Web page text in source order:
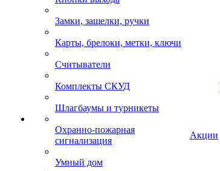
Замки, защелки, ручки
Карты, брелоки, метки, ключи
Считыватели
Комплекты СКУД
Шлагбаумы и турникеты
Охранно-пожарная
сигнализация
Умный дом
Акции